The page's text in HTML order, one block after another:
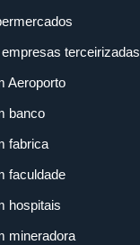
terceirizadas
Aeroporto
banco
fabrica
faculdade
hospitais
mineradora